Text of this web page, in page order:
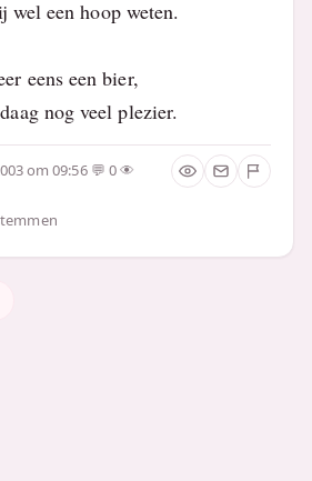
een hoop weten.
eens een bier,
nog veel plezier.
om 09:56
0